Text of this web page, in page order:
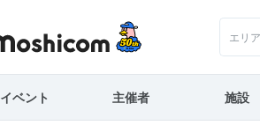
エリ
イベント 主催者 施設